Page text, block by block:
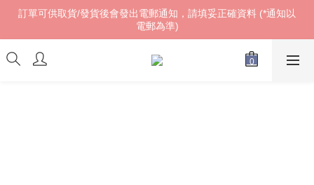
訂單可供取貨/發貨後會發出電郵通知，請填妥正確資料 (*通知以
電郵為準)
訂單可供取貨/發貨後會發出電郵通知，請填妥正確資料 (*通知以
電郵為準)
𝓌ℯ𝓁𝒸ℴ𝓂ℯ!